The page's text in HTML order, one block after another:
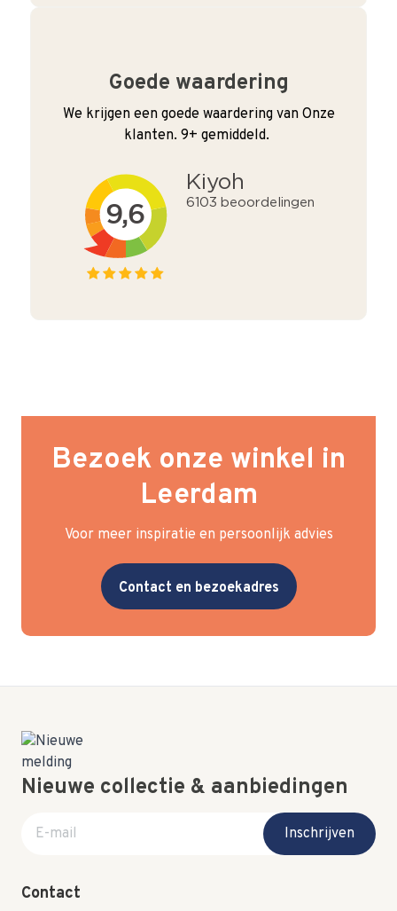
Goede waardering
We krijgen een goede waardering van Onze
klanten. 9+ gemiddeld.
Bezoek onze winkel in
Leerdam
Voor meer inspiratie en persoonlijk advies
Contact en bezoekadres
Nieuwe collectie & aanbiedingen
E-mail adres
Inschrijven
Contact